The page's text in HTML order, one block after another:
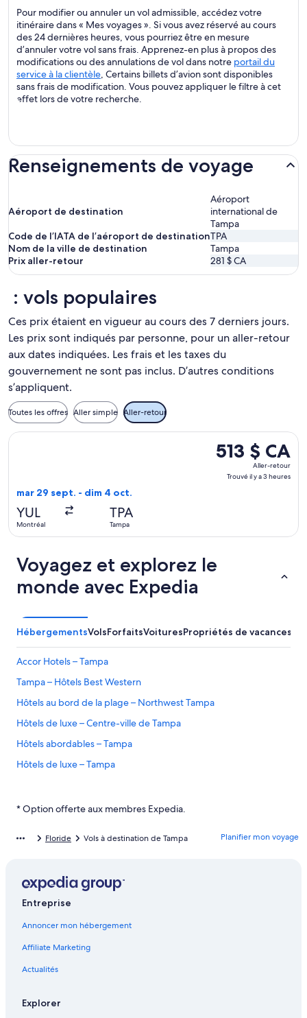
Pour modifier ou annuler un vol admissible, accédez votre
itinéraire dans « Mes voyages ». Si vous avez réservé au cours
des 24 dernières heures, vous pourriez être en mesure
d’annuler votre vol sans frais. Apprenez-en plus à propos des
modifications ou des annulations de vol dans notre portail du
service à la clientèle, Certains billets d’avion sont disponibles
sans frais de modification. Vous pouvez appliquer le filtre à cet
effet lors de votre recherche.
Renseignements de voyage
Aéroport de destination
Aéroport
international de
Tampa
Code de l’IATA de l’aéroport de destinationTPA
Nom de la ville de destination
Tampa
Prix aller-retour
281 $ CA
: vols populaires
Ces prix étaient en vigueur au cours des 7 derniers jours.
Les prix sont indiqués par personne, pour un aller-retour
aux dates indiquées. Les frais et les taxes du
gouvernement ne sont pas inclus. D’autres conditions
s’appliquent.
Toutes les offres Aller simple Aller-retour
513 $ CA
Aller-
retour,
513 $ CA
Aller-retour
Trouvé il y a 3 heures
mar 29 sept. - dim 4 oct.
YUL
Montréal
TPA
Tampa
Sélectionner le vol Air Canada depuis Montréal vers
Voyagez et explorez le
monde avec Expedia
HébergementsVolsForfaitsVoituresPropriétés de vacances
Accor Hotels – Tampa
Tampa – Hôtels Best Western
Hôtels au bord de la plage – Northwest Tampa
Hôtels de luxe – Centre-ville de Tampa
Hôtels abordables – Tampa
Hôtels de luxe – Tampa
Hôtels pour les familles – Tampa
Hôtels avec vignoble – Tampa
Tampa – Hôtels 4 étoiles
Tampa – Hôtels 5 étoiles
Harbour Island – Hôtels
Tampa Convention Center – Hôtels à proximité
Ybor City – Hôtels
International Plaza and Bay Street – Hôtels à proximité
* Option offerte aux membres Expedia.
Floride Vols à destination de Tampa Planifier mon voyage
Entreprise
Annoncer mon hébergement
Affiliate Marketing
Actualités
Explorer